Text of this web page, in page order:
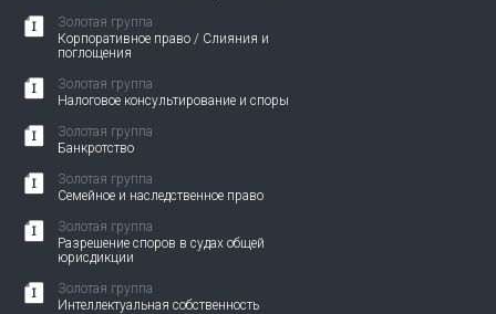
Золотая группа
Корпоративное право / Слияния и
поглощения
Золотая группа
Налоговое консультирование и споры
Золотая группа
Банкротство
Золотая группа
Семейное и наследственное право
Золотая группа
Разрешение споров в судах общей
юрисдикции
Золотая группа
Интеллектуальная собственность